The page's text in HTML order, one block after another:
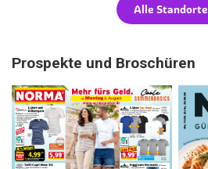
Alle Standorte
Prospekte und Broschüren